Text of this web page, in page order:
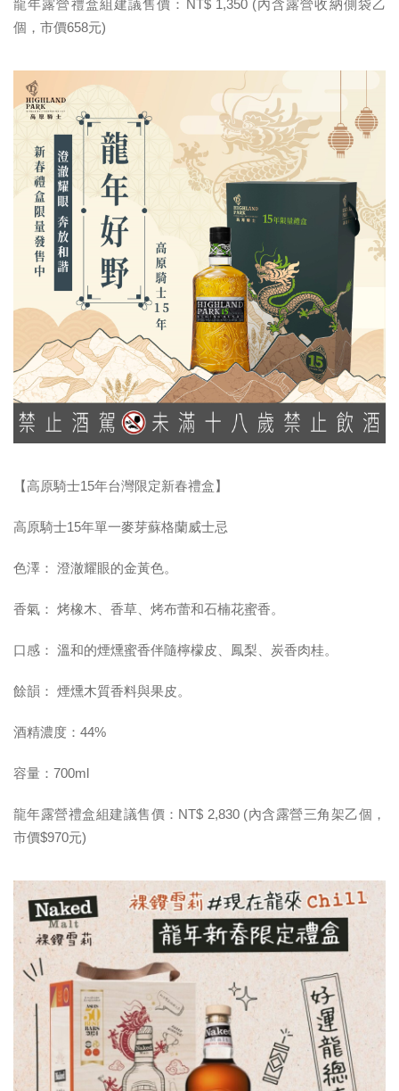
龍年露營禮盒組建議售價：NT$ 1,350 (內含露營收納側袋乙
個，市價658元)
【高原騎士15年台灣限定新春禮盒】
高原騎士15年單一麥芽蘇格蘭威士忌
色澤： 澄澈耀眼的金黃色。
香氣： 烤橡木、香草、烤布蕾和石楠花蜜香。
口感： 溫和的煙燻蜜香伴隨檸檬皮、鳳梨、炭香肉桂。
餘韻： 煙燻木質香料與果皮。
酒精濃度：44%
容量：700ml
龍年露營禮盒組建議售價：NT$ 2,830 (內含露營三角架乙個，
市價$970元)